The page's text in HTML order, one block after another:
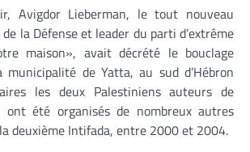
Avigdor Lieberman, le tout nouveau
la Défense et leader du parti d’extrême
maison», avait décrété le bouclage
de Yatta, au sud d’Hébron
les deux Palestiniens auteurs de
ont été organisés de nombreux autres
deuxième Intifada, entre 2000 et 2004.